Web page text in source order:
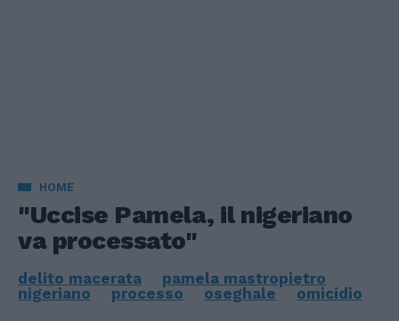
HOME
"Uccise Pamela, il nigeriano
va processato"
delito macerata
pamela mastropietro
nigeriano
processo oseghale omicidio